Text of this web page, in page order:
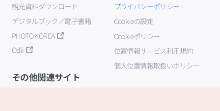
観光資料ダウンロード
デジタルブック／電子書籍
PHOTO KOREA
Odii
プライバシーポリシー
Cookieの設定
Cookieポリシー
位置情報サービス利用規約
個人位置情報取扱いポリシー
その他関連サイト